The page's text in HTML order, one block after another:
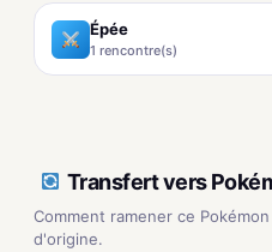
Épée
1 rencontre(s)
Transfert vers
Comment ramener ce
d'origine.